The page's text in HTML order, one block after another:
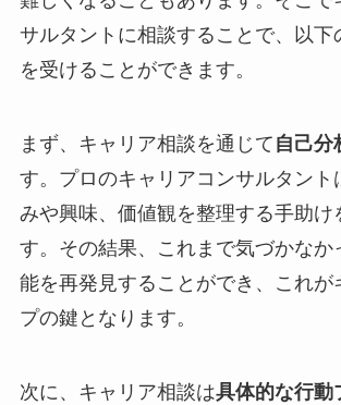
サルタントに相談することで、以下
を受けることができます。
まず、キャリア相談を通じて 自己分
す。プロのキャリアコンサルタント
みや興味、価値観を整理する手助け
す。その結果、これまで気づかなか
能を再発見することができ、これが
プの鍵となります。
次に、キャリア相談は具体的な行動